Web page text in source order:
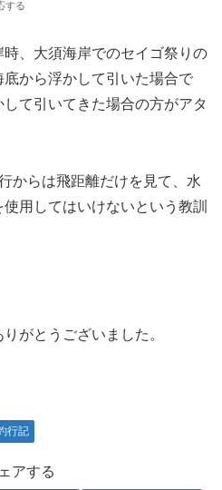
する
、大須海岸でのセイゴ祭りの
から浮かして引いた場合で
て引いてきた場合の方がアタ
からは飛距離だけを見て、水
用してはいけないという教訓
がとうございました。
行記
アする